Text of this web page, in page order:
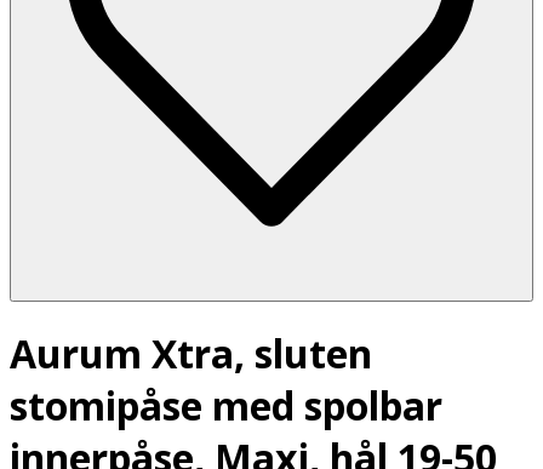
Aurum Xtra, sluten
stomipåse med spolbar
innerpåse, Maxi, hål 19-50